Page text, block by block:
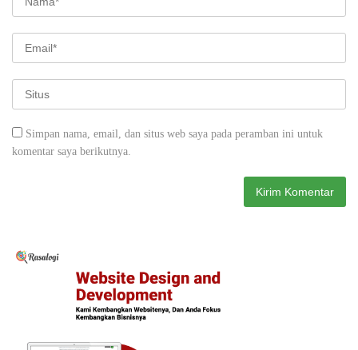
Simpan nama, email, dan situs web saya pada peramban ini untuk
komentar saya berikutnya.